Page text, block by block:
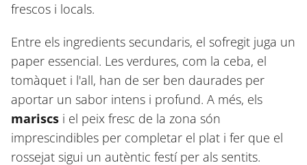
frescos i locals.
Entre els ingredients secundaris, el sofregit juga un
paper essencial. Les verdures, com la ceba, el
tomàquet i l'all, han de ser ben daurades per
aportar un sabor intens i profund. A més, els
mariscs i el peix fresc de la zona són
imprescindibles per completar el plat i fer que el
rossejat sigui un autèntic festí per als sentits.